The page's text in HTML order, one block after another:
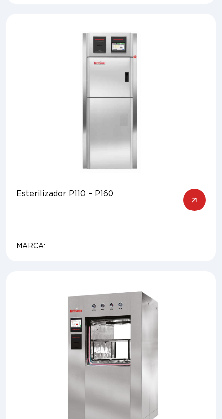
Esterilizador P110 – P160
MARCA: